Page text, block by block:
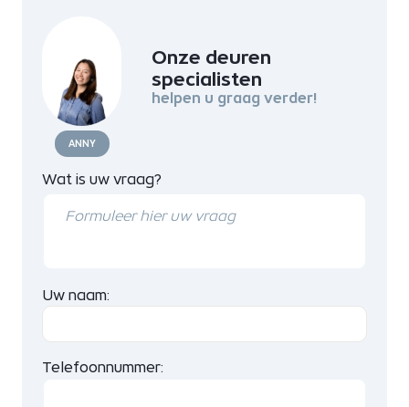
ANNY
Onze deuren
specialisten
helpen u graag verder!
Wat is uw vraag?
Uw naam:
Telefoonnummer: